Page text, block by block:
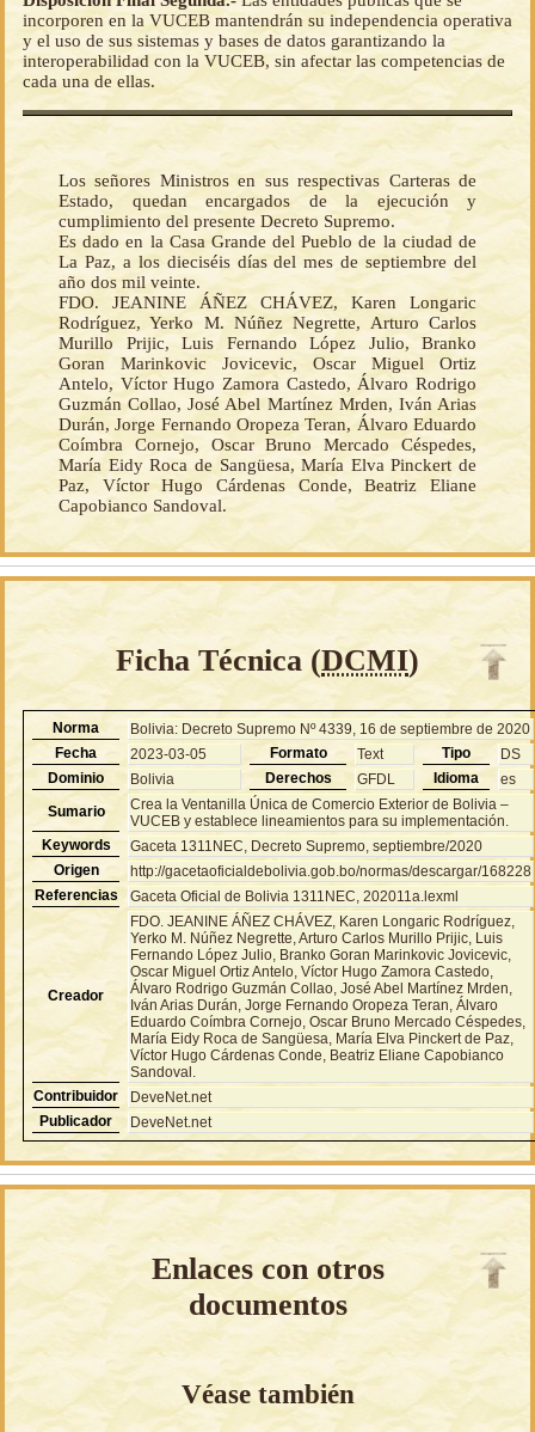
incorporen en la VUCEB mantendrán su independencia operativa
y el uso de sus sistemas y bases de datos garantizando la
interoperabilidad con la VUCEB, sin afectar las competencias de
cada una de ellas.
Los señores Ministros en sus respectivas Carteras de
Estado, quedan encargados de la ejecución y
cumplimiento del presente Decreto Supremo.
Es dado en la Casa Grande del Pueblo de la ciudad de
La Paz, a los dieciséis días del mes de septiembre del
año dos mil veinte.
FDO. JEANINE ÁÑEZ CHÁVEZ, Karen Longaric
Rodríguez, Yerko M. Núñez Negrette, Arturo Carlos
Murillo Prijic, Luis Fernando López Julio, Branko
Goran Marinkovic Jovicevic, Oscar Miguel Ortiz
Antelo, Víctor Hugo Zamora Castedo, Álvaro Rodrigo
Guzmán Collao, José Abel Martínez Mrden, Iván Arias
Durán, Jorge Fernando Oropeza Teran, Álvaro Eduardo
Coímbra Cornejo, Oscar Bruno Mercado Céspedes,
María Eidy Roca de Sangüesa, María Elva Pinckert de
Paz, Víctor Hugo Cárdenas Conde, Beatriz Eliane
Capobianco Sandoval.
Ficha Técnica (DCMI)
Norma
Bolivia: Decreto Supremo Nº 4339, 16 de septiembre de 2020
Fecha
2023-03-05 Formato Text Tipo
DS
Dominio
Bolivia Derechos GFDL Idioma
es
Sumario
Crea la Ventanilla Única de Comercio Exterior de Bolivia –
VUCEB y establece lineamientos para su implementación.
Keywords
Gaceta 1311NEC, Decreto Supremo, septiembre/2020
Origen
http://gacetaoficialdebolivia.gob.bo/normas/descargar/168228
Referencias
Gaceta Oficial de Bolivia 1311NEC, 202011a.lexml
Creador
FDO. JEANINE ÁÑEZ CHÁVEZ, Karen Longaric Rodríguez,
Yerko M. Núñez Negrette, Arturo Carlos Murillo Prijic, Luis
Fernando López Julio, Branko Goran Marinkovic Jovicevic,
Oscar Miguel Ortiz Antelo, Víctor Hugo Zamora Castedo,
Álvaro Rodrigo Guzmán Collao, José Abel Martínez Mrden,
Iván Arias Durán, Jorge Fernando Oropeza Teran, Álvaro
Eduardo Coímbra Cornejo, Oscar Bruno Mercado Céspedes,
María Eidy Roca de Sangüesa, María Elva Pinckert de Paz,
Víctor Hugo Cárdenas Conde, Beatriz Eliane Capobianco
Sandoval.
Contribuidor
DeveNet.net
Publicador
DeveNet.net
Enlaces con otros
documentos
Véase también